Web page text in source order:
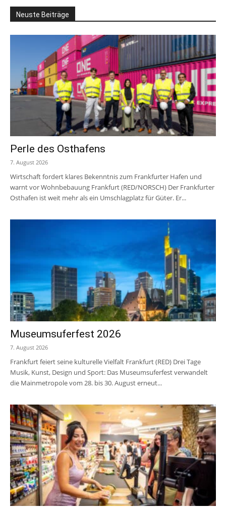
Neuste Beiträge
Perle des Osthafens
7. August 2026
Wirtschaft fordert klares Bekenntnis zum Frankfurter Hafen und
warnt vor Wohnbebauung Frankfurt (RED/NORSCH) Der Frankfurter
Osthafen ist weit mehr als ein Umschlagplatz für Güter. Er...
Museumsuferfest 2026
7. August 2026
Frankfurt feiert seine kulturelle Vielfalt Frankfurt (RED) Drei Tage
Musik, Kunst, Design und Sport: Das Museumsuferfest verwandelt
die Mainmetropole vom 28. bis 30. August erneut...